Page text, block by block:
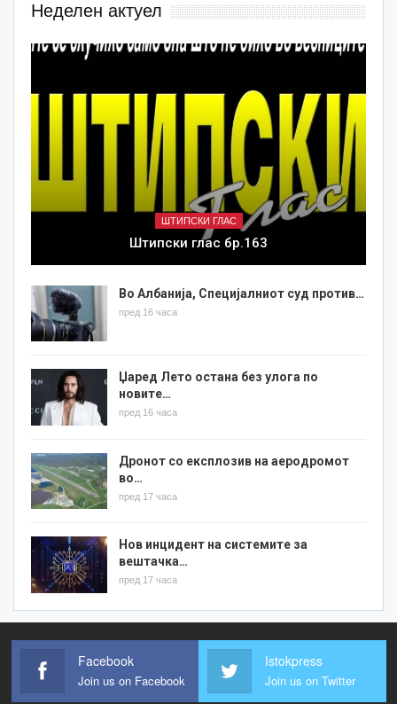
Неделен актуел
ШТИПСКИ ГЛАС
Штипски глас бр.163
Во Албанија, Специјалниот суд против…
пред 16 часа
Џаред Лето остана без улога по
новите…
пред 16 часа
Дронот со експлозив на аеродромот
во…
пред 17 часа
Нов инцидент на системите за
вештачка…
пред 17 часа
Facebook
Join us on Facebook
Istokpress
Join us on Twitter